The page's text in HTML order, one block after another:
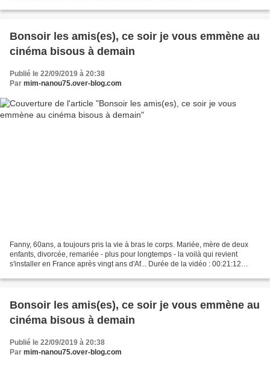
Bonsoir les amis(es), ce soir je vous emmène au
cinéma bisous à demain
Publié le 22/09/2019 à 20:38
Par mim-nanou75.over-blog.com
Fanny, 60ans, a toujours pris la vie à bras le corps. Mariée, mère de deux
enfants, divorcée, remariée - plus pour longtemps - la voilà qui revient
s'installer en France après vingt ans d'Af... Durée de la vidéo : 00:21:12
Bonsoir les amis(es), ce soir je vous emmène au
cinéma bisous à demain
Publié le 22/09/2019 à 20:38
Par mim-nanou75.over-blog.com